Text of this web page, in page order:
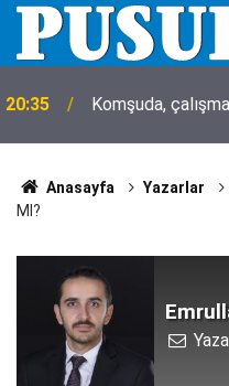
20:35 Komşuda,
Anasayfa Yazarlar
MI?